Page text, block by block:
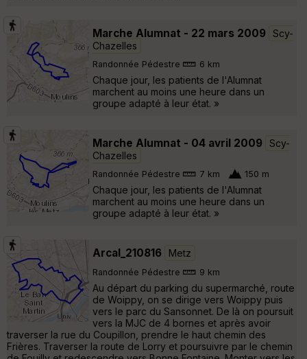
Marche Alumnat - 22 mars 2009
Scy-
Chazelles
Randonnée Pédestre 6 km
Chaque jour, les patients de l'Alumnat
marchent au moins une heure dans un
groupe adapté à leur état. »
Marche Alumnat - 04 avril 2009
Scy-
Chazelles
Randonnée Pédestre 7 km 150 m
Chaque jour, les patients de l'Alumnat
marchent au moins une heure dans un
groupe adapté à leur état. »
Arcal_210816 Metz
Randonnée Pédestre 9 km
Au départ du parking du supermarché, route
de Woippy, on se dirige vers Woippy puis
vers le parc du Sansonnet. De là on poursuit
vers la MJC de 4 bornes et après avoir
traverser la rue du Coupillon, prendre le haut chemin des
Frières. Traverser la route de Lorry et poursuivre par le chemin